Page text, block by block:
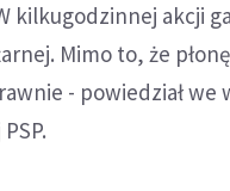
kilkugodzinnej akcji
Mimo to, że
- powiedział we